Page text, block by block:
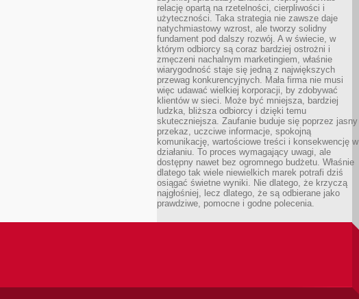
relację opartą na rzetelności, cierpliwości i
użyteczności. Taka strategia nie zawsze daje
natychmiastowy wzrost, ale tworzy solidny
fundament pod dalszy rozwój. A w świecie, w
którym odbiorcy są coraz bardziej ostrożni i
zmęczeni nachalnym marketingiem, właśnie
wiarygodność staje się jedną z największych
przewag konkurencyjnych. Mała firma nie musi
więc udawać wielkiej korporacji, by zdobywać
klientów w sieci. Może być mniejsza, bardziej
ludzka, bliższa odbiorcy i dzięki temu
skuteczniejsza. Zaufanie buduje się poprzez jasny
przekaz, uczciwe informacje, spokojną
komunikację, wartościowe treści i konsekwencję w
działaniu. To proces wymagający uwagi, ale
dostępny nawet bez ogromnego budżetu. Właśnie
dlatego tak wiele niewielkich marek potrafi dziś
osiągać świetne wyniki. Nie dlatego, że krzyczą
najgłośniej, lecz dlatego, że są odbierane jako
prawdziwe, pomocne i godne polecenia.